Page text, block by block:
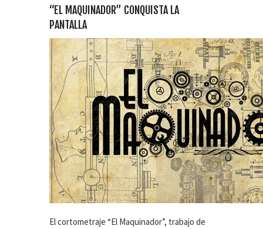
“EL MAQUINADOR” CONQUISTA LA
PANTALLA
El cortometraje “El Maquinador”, trabajo de